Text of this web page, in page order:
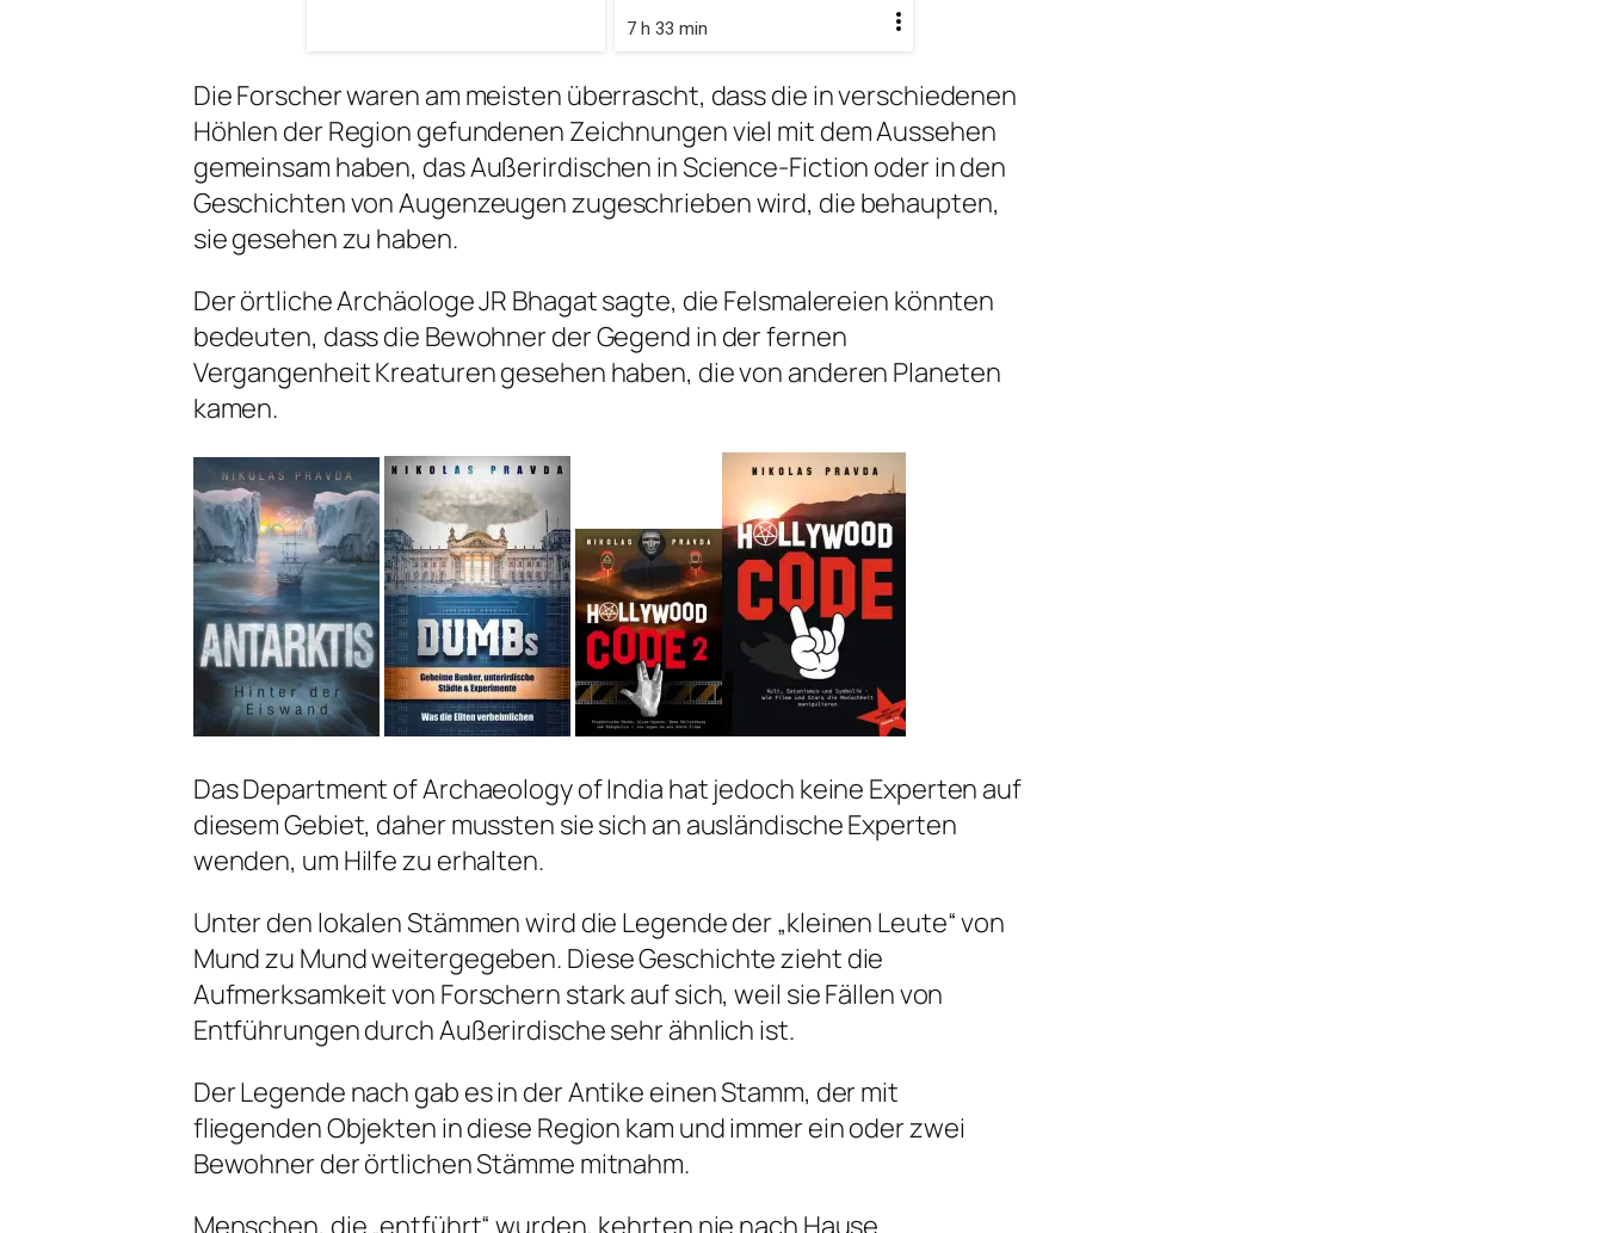
7 h 33 min
Die Forscher waren am meisten überrascht, dass die in verschiedenen
Höhlen der Region gefundenen Zeichnungen viel mit dem Aussehen
gemeinsam haben, das Außerirdischen in Science-Fiction oder in den
Geschichten von Augenzeugen zugeschrieben wird, die behaupten,
sie gesehen zu haben.
Der örtliche Archäologe JR Bhagat sagte, die Felsmalereien könnten
bedeuten, dass die Bewohner der Gegend in der fernen
Vergangenheit Kreaturen gesehen haben, die von anderen Planeten
kamen.
Das Department of Archaeology of India hat jedoch keine Experten auf
diesem Gebiet, daher mussten sie sich an ausländische Experten
wenden, um Hilfe zu erhalten.
Unter den lokalen Stämmen wird die Legende der „kleinen Leute“ von
Mund zu Mund weitergegeben. Diese Geschichte zieht die
Aufmerksamkeit von Forschern stark auf sich, weil sie Fällen von
Entführungen durch Außerirdische sehr ähnlich ist.
Der Legende nach gab es in der Antike einen Stamm, der mit
fliegenden Objekten in diese Region kam und immer ein oder zwei
Bewohner der örtlichen Stämme mitnahm.